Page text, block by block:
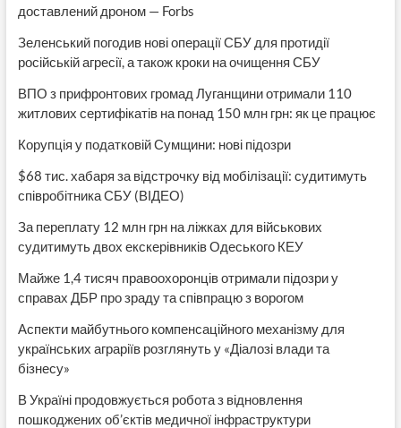
доставлений дроном — Forbs
Зеленський погодив нові операції СБУ для протидії
російській агресії, а також кроки на очищення СБУ
ВПО з прифронтових громад Луганщини отримали 110
житлових сертифікатів на понад 150 млн грн: як це працює
Корупція у податковій Сумщини: нові підозри
$68 тис. хабаря за відстрочку від мобілізації: судитимуть
співробітника СБУ (ВІДЕО)
За переплату 12 млн грн на ліжках для військових
судитимуть двох екскерівників Одеського КЕУ
Майже 1,4 тисяч правоохоронців отримали підозри у
справах ДБР про зраду та співпрацю з ворогом
Аспекти майбутнього компенсаційного механізму для
українських аграріїв розглянуть у «Діалозі влади та
бізнесу»
В Україні продовжується робота з відновлення
пошкоджених об’єктів медичної інфраструктури